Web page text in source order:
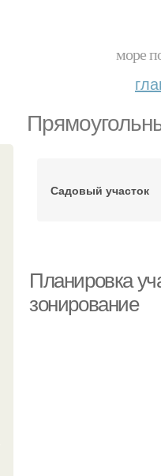
море
Садовый участок
Планировка
зонирование